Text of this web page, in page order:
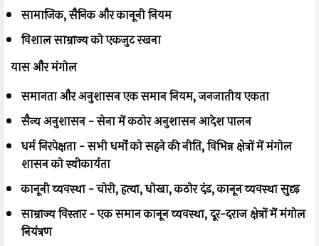
सामाजिक, सैनिक और कानूनी नियम
विशाल साम्राज्य को एकजुट रखना
यास और मंगोल
समानता और अनुशासन एक समान नियम, जनजातीय एकता
सैन्य अनुशासन - सेना में कठोर अनुशासन आदेश पालन
धर्म निरपेक्षता - सभी धर्मों को सहने की नीति, विभिन्न क्षेत्रों में मंगोल
शासन को स्वीकार्यता
कानूनी व्यवस्था - चोरी, हत्या, धोखा, कठोर दंड, कानून व्यवस्था सुदृढ़
साम्राज्य विस्तार - एक समान कानून व्यवस्था, दूर-दराज क्षेत्रों में मंगोल
नियंत्रण